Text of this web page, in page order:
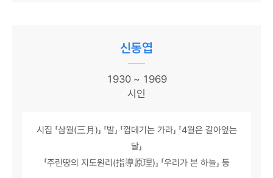
신동엽
1930 ~ 1969
시인
시집 「삼월(三月)」 「발」 「껍데기는 가라」 「4월은 갈아엎는
달」
「주린땅의 지도원리(指導原理)」 「우리가 본 하늘」 등